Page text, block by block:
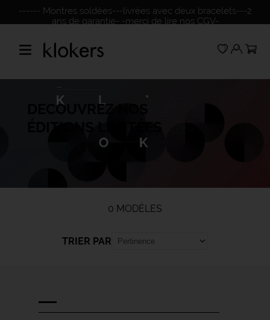
------ Montres soldées---livrées avec deux bracelets---2
ans de garantie- -merci de lire nos CGV-
DECOUVREZ NOS
0 MODÈLES
TRIER PAR